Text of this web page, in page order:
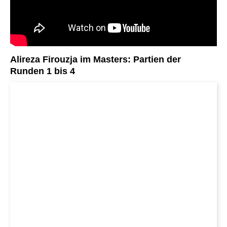
Alireza Firouzja im Masters: Partien der
Runden 1 bis 4